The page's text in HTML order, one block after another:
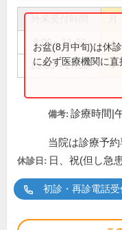
8:00～11:30 ●
13:00～17:00 ●
お盆(8月中旬)は休
に必ず医療機関に直
備考: 診療時間|
当院は診療予
休診日: 日、祝(但し急
初診・再診電話受